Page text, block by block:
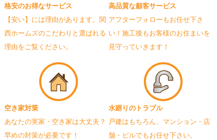
格安のお得なサービス
【安い】には理由があります。関
西ホームズのこだわりと選ばれる
理由をご覧ください。
高品質な顧客サービス
アフターフォローもお任せ下さ
い！施工後もお客様のお住まいを
見守っていきます！
空き家対策
あなたの実家・空き家は大丈夫？
早めの対策が必要です！
水廻りのトラブル
戸建はもちろん、マンション・店
舗・ビルでもお任せ下さい。